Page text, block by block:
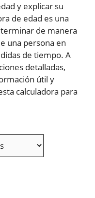
y explicar su
de edad es una
de manera
una persona en
de tiempo. A
detalladas,
útil y
calculadora para